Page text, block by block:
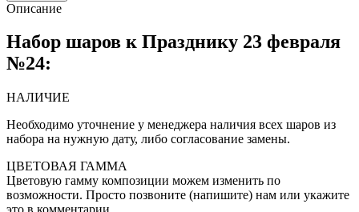
Описание
Набор шаров к Празднику 23 февраля
№24:
НАЛИЧИЕ
Необходимо уточнение у менеджера наличия всех шаров из
набора на нужную дату, либо согласование замены.
ЦВЕТОВАЯ ГАММА
Цветовую гамму композиции можем изменить по
возможности. Просто позвоните (напишите) нам или укажите